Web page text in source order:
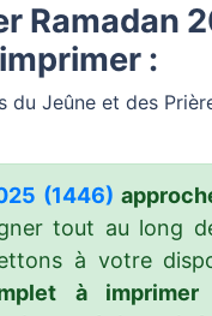
Ramadan
imprimer :
du Jeûne et des
(1446)
tout au long
à votre
à imprimer